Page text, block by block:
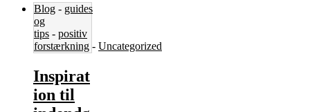
Blog - guides
og
tips - positiv
forstærkning - Uncategorized
Inspirat
ion til